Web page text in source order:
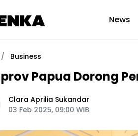
News
/ Business
Papua Dorong
Clara Aprilia Sukandar
03 Feb 2025, 09:00 WIB